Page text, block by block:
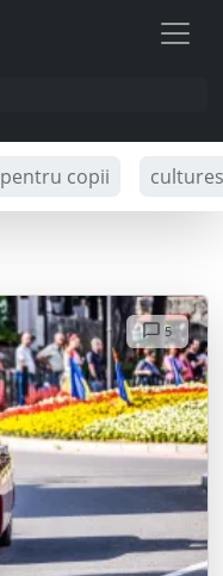
pentru copii
5